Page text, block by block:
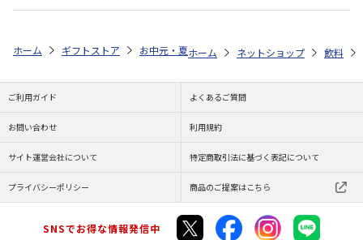
ホーム ギフトストア お中元・夏ギフト特集 2026 ゆうゆうギフト
ホーム ネットショップ 飲料
ご利用ガイド よくあるご質問
お問い合わせ 利用規約
サイト運営会社について 特定商取引法に基づく表記について
プライバシーポリシー 商品のご提案はこちら
SNSでお得な情報発信中